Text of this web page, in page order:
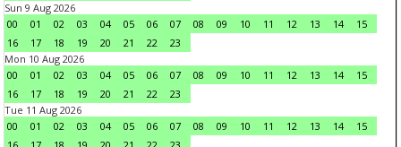
Sun 9 Aug 2026
00
01 02 03 04 05 06 07 08 09 10 11 12 13 14
15
16
17 18 19 20 21 22
23
Mon 10 Aug 2026
00
01 02 03 04 05 06 07 08 09 10 11 12 13 14
15
16
17 18 19 20 21 22
23
Tue 11 Aug 2026
00
01 02 03 04 05 06 07 08 09 10 11 12 13 14
15